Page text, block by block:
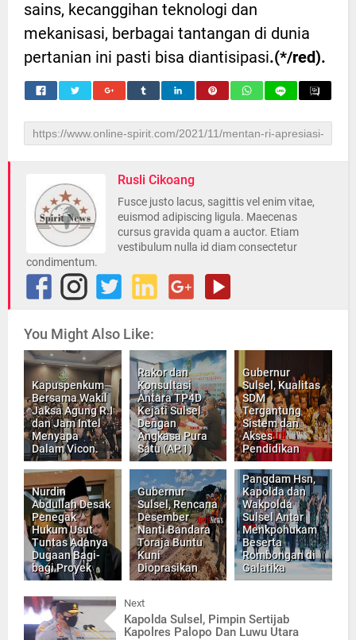
sains, kecanggihan teknologi dan
mekanisasi, berbagai tantangan di dunia
pertanian ini pasti bisa diantisipasi.(*/red).
Rusli Cikoang
Fusce justo lacus, sagittis vel enim vitae,
euismod adipiscing ligula. Maecenas
cursus gravida quam a auctor. Etiam
vestibulum nulla id diam consectetur
condimentum.
You Might Also Like:
Kapuspenkum
Bersama Wakil
Jaksa Agung R.I
dan Jam Intel
Menyapa
Dalam Vicon.
Rakor dan
Konsultasi
Antara TP4D
Kejati Sulsel
Dengan
Angkasa Pura
Satu (AP.1)
Gubernur
Sulsel, Kualitas
SDM
Tergantung
Sistem dan
Akses
Pendidikan
Nurdin
Abdullah Desak
Penegak
Hukum Usut
Tuntas Adanya
Dugaan Bagi-
bagi Proyek
Gubernur
Sulsel, Rencana
Desember
Nanti Bandara
Toraja Buntu
Kuni
Dioprasikan
Pangdam Hsn,
Kapolda dan
Wakpolda
Sulsel Antar
Menkpohukam
Beserta
Rombongan di
Galatika
Next
Kapolda Sulsel, Pimpin Sertijab
Kapolres Palopo Dan Luwu Utara